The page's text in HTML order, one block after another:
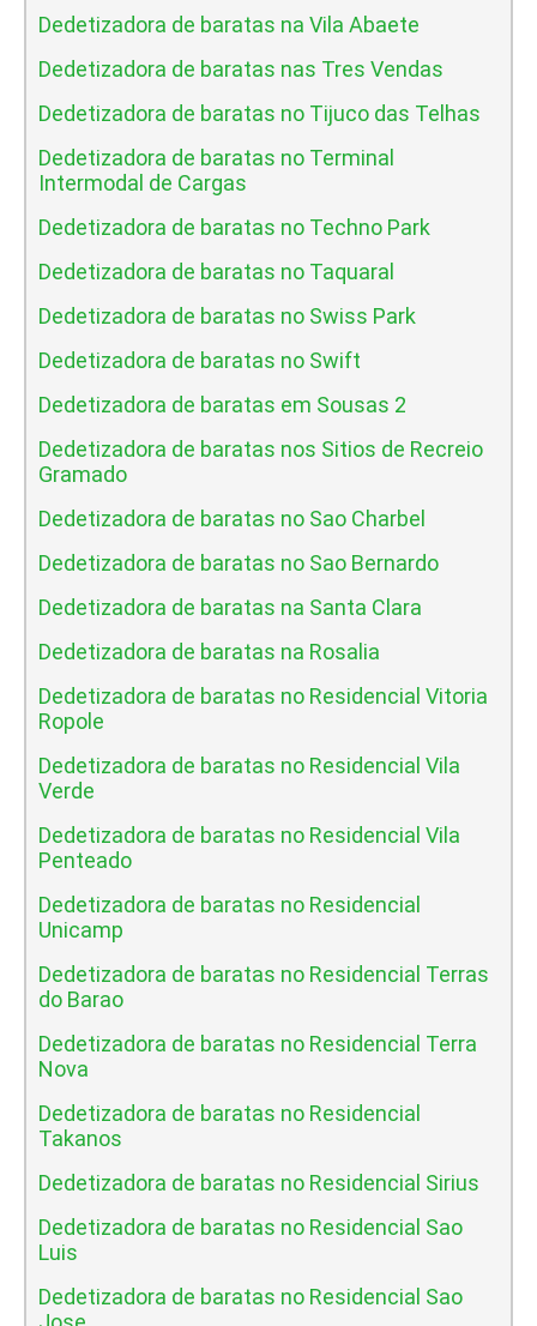
Dedetizadora de baratas na Vila Abaete
Dedetizadora de baratas nas Tres Vendas
Dedetizadora de baratas no Tijuco das Telhas
Dedetizadora de baratas no Terminal
Intermodal de Cargas
Dedetizadora de baratas no Techno Park
Dedetizadora de baratas no Taquaral
Dedetizadora de baratas no Swiss Park
Dedetizadora de baratas no Swift
Dedetizadora de baratas em Sousas 2
Dedetizadora de baratas nos Sitios de Recreio
Gramado
Dedetizadora de baratas no Sao Charbel
Dedetizadora de baratas no Sao Bernardo
Dedetizadora de baratas na Santa Clara
Dedetizadora de baratas na Rosalia
Dedetizadora de baratas no Residencial Vitoria
Ropole
Dedetizadora de baratas no Residencial Vila
Verde
Dedetizadora de baratas no Residencial Vila
Penteado
Dedetizadora de baratas no Residencial
Unicamp
Dedetizadora de baratas no Residencial Terras
do Barao
Dedetizadora de baratas no Residencial Terra
Nova
Dedetizadora de baratas no Residencial
Takanos
Dedetizadora de baratas no Residencial Sirius
Dedetizadora de baratas no Residencial Sao
Luis
Dedetizadora de baratas no Residencial Sao